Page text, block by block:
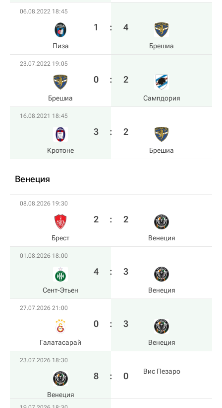
06.08.2022 18:45
Пиза
1 : 4
Брешиа
23.07.2022 19:05
Брешиа
0 : 2
Сампдория
16.08.2021 18:45
Кротоне
3 : 2
Брешиа
Венеция
08.08.2026 19:30
Брест
2 : 2
Венеция
01.08.2026 18:00
Сент-Этьен
4 : 3
Венеция
27.07.2026 21:00
Галатасарай
0 : 3
Венеция
23.07.2026 18:30
Венеция
8 : 0 Вис Пезаро